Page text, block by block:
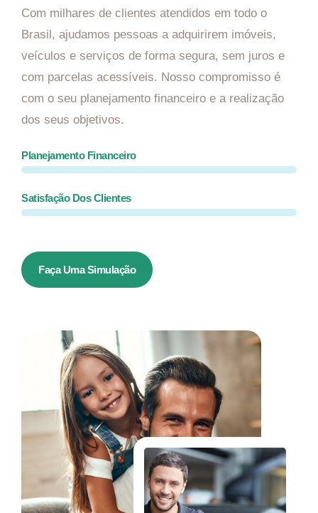
Com milhares de clientes atendidos em todo o
Brasil, ajudamos pessoas a adquirirem imóveis,
veículos e serviços de forma segura, sem juros e
com parcelas acessíveis. Nosso compromisso é
com o seu planejamento financeiro e a realização
dos seus objetivos.
Planejamento Financeiro
Satisfação Dos Clientes
Faça Uma Simulação